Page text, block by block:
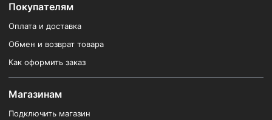
Покупателям
Оплата и доставка
Обмен и возврат товара
Как оформить заказ
Магазинам
Подключить магазин